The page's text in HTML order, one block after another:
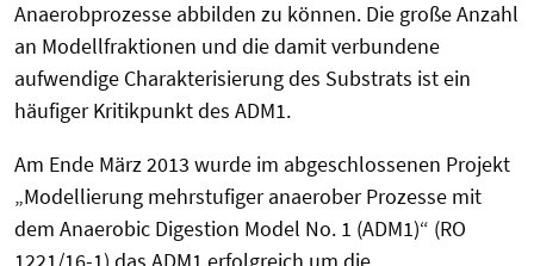
Anaerobprozesse abbilden zu können. Die große Anzahl
an Modellfraktionen und die damit verbundene
aufwendige Charakterisierung des Substrats ist ein
häufiger Kritikpunkt des ADM1.
Am Ende März 2013 wurde im abgeschlossenen Projekt
„Modellierung mehrstufiger anaerober Prozesse mit
dem Anaerobic Digestion Model No. 1 (ADM1)“ (RO